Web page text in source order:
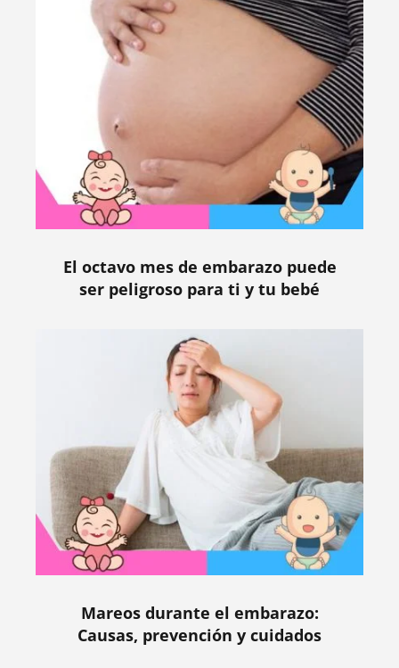
El octavo mes de embarazo puede
ser peligroso para ti y tu bebé
Mareos durante el embarazo:
Causas, prevención y cuidados